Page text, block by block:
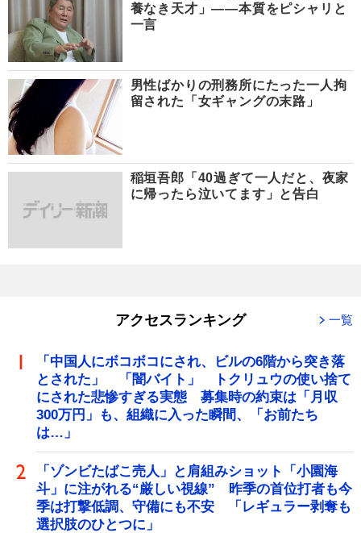
養なき天才」――本質をピシャリと
一言
男性ばかりの刑務所にたった一人拘
留された「女ギャングの末路」
稲垣吾郎「40過ぎて一人だと、夜家
に帰ったら泣いてます」と告白
アクセスランキング 一覧
「中国人にボコボコにされ、ビルの6階から突き落
とされた」 「闇バイト」 トクリュウの使い捨て
にされた悲惨すぎる実態 募集時の約束は「月収
300万円」も、組織に入った瞬間、「お前たち
は…」
「ゾンビたばこ売人」と肩組みショット「小園海
斗」に注がれる“厳しい視線” 昨季の首位打者も今
季は打撃低調、守備にも不安 「レギュラー剥奪も
選択肢のひとつに」